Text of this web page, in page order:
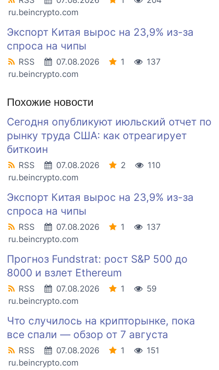
ru.beincrypto.com
Экспорт Китая вырос на 23,9% из-за
спроса на чипы
RSS 07.08.2026 1
137
ru.beincrypto.com
Похожие новости
Сегодня опубликуют июльский отчет по
рынку труда США: как отреагирует
биткоин
RSS 07.08.2026 2
110
ru.beincrypto.com
Экспорт Китая вырос на 23,9% из-за
спроса на чипы
RSS 07.08.2026 1
137
ru.beincrypto.com
Прогноз Fundstrat: рост S&P 500 до
8000 и взлет Ethereum
RSS 07.08.2026 1
59
ru.beincrypto.com
Что случилось на крипторынке, пока
все спали — обзор от 7 августа
RSS 07.08.2026 1
151
ru.beincrypto.com